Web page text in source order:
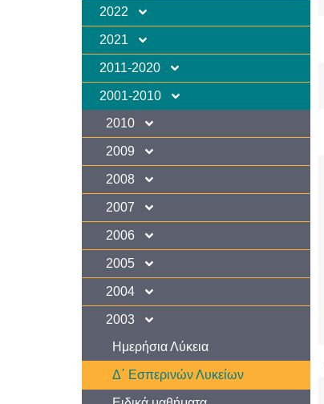
2022
2021
2011-2020
2001-2010
2010
2009
2008
2007
2006
2005
2004
2003
Ημερήσια Λύκεια
Δ΄ Εσπερινών Λυκείων